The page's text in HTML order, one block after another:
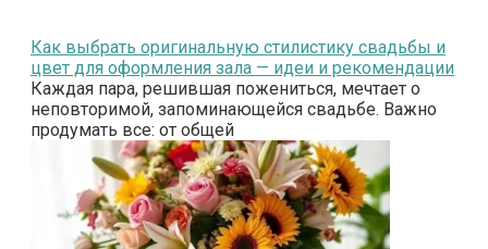
Как выбрать оригинальную стилистику свадьбы и
цвет для оформления зала — идеи и рекомендации
Каждая пара, решившая пожениться, мечтает о
неповторимой, запоминающейся свадьбе. Важно
продумать все: от общей